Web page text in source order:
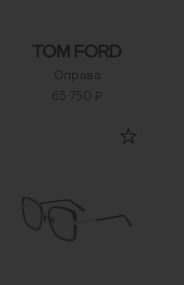
Оправа
65 750 ₽